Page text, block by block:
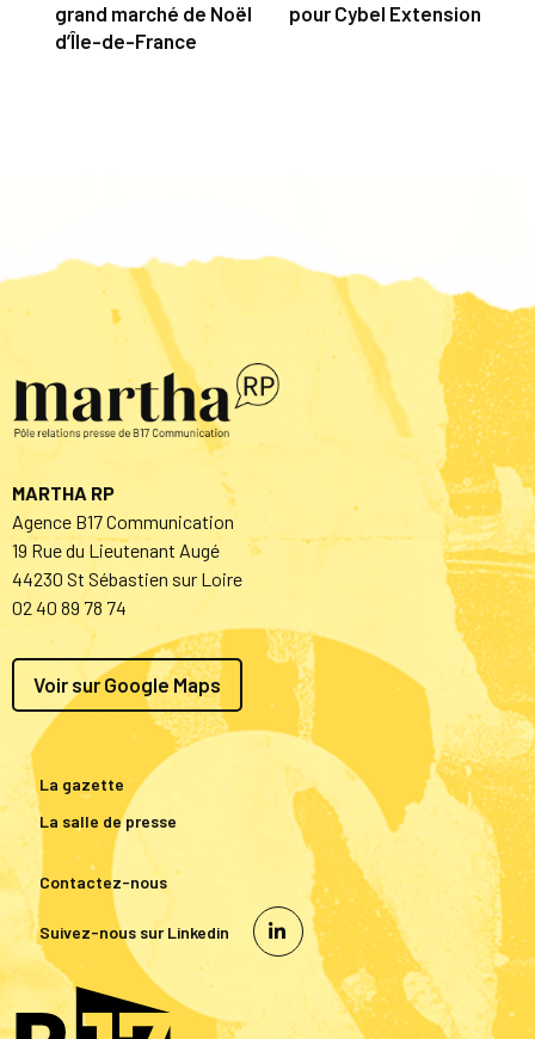
grand marché de Noël
d’Île-de-France
pour Cybel Extension
MARTHA RP
Agence B17 Communication
19 Rue du Lieutenant Augé
44230 St Sébastien sur Loire
02 40 89 78 74
Voir sur Google Maps
La gazette
La salle de presse
Contactez-nous
Suivez-nous sur Linkedin